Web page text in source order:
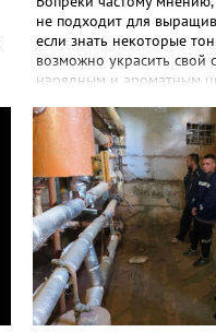
не подходит для
если знать некоторые
возможно украсить свой
нарядным и ароматным
разводить лаванду за её
и дивный запах.
об успешном опыте
вырастила лаванду
красивого цвета из семян
отметила
частного дома Екатерина
Посадила вдоль забора,
низины этот цветок не
второй год растет и
просят саженцы: аромат